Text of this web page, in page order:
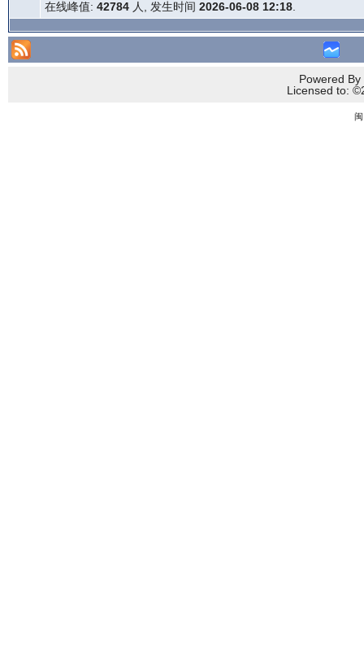
在线峰值: 42784人, 发生时间 2026-06-08 12:18.
Powered
Licensed to: